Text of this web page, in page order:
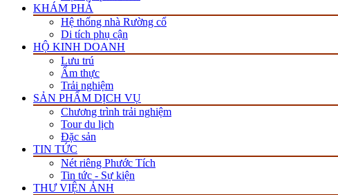
KHÁM PHÁ
Hệ thống nhà Rường cổ
Di tích phụ cận
HỘ KINH DOANH
Lưu trú
Ẩm thực
Trải nghiệm
SẢN PHẨM DỊCH VỤ
Chương trình trải nghiệm
Tour du lịch
Đặc sản
TIN TỨC
Nét riêng Phước Tích
Tin tức - Sự kiện
THƯ VIỆN ẢNH